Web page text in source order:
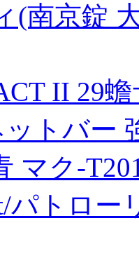
(南京錠
II 29
トバー
マク-
パトロー